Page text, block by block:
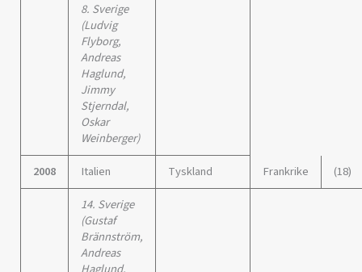
8. Sverige
(Ludvig
Flyborg,
Andreas
Haglund,
Jimmy
Stjerndal,
Oskar
Weinberger)
2008
Italien Tyskland Frankrike
(18)
14. Sverige
(Gustaf
Brännström,
Andreas